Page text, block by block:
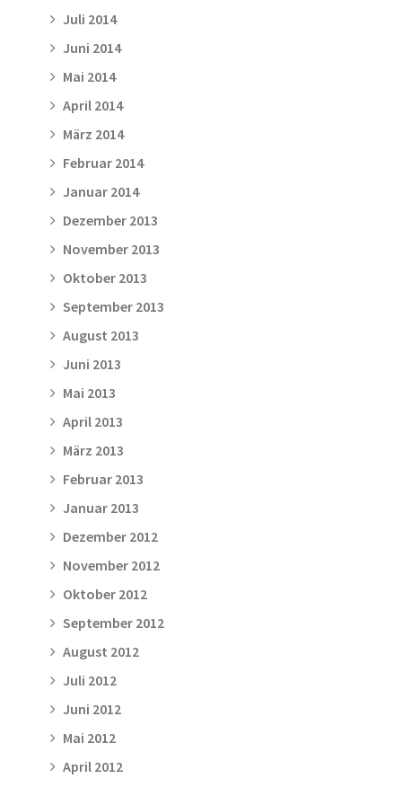
Juli 2014
Juni 2014
Mai 2014
April 2014
März 2014
Februar 2014
Januar 2014
Dezember 2013
November 2013
Oktober 2013
September 2013
August 2013
Juni 2013
Mai 2013
April 2013
März 2013
Februar 2013
Januar 2013
Dezember 2012
November 2012
Oktober 2012
September 2012
August 2012
Juli 2012
Juni 2012
Mai 2012
April 2012